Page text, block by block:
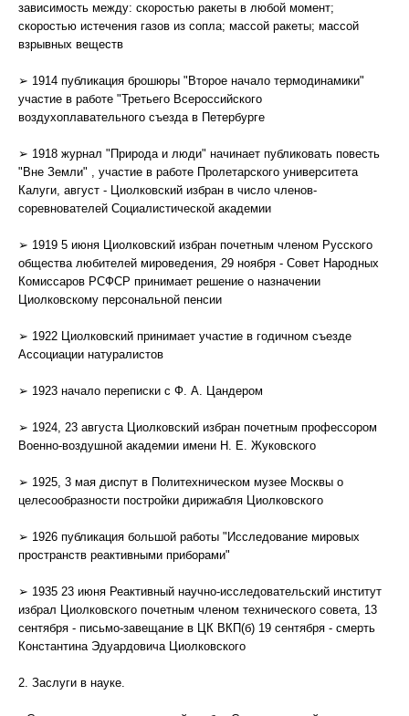
зависимость между: скоростью ракеты в любой момент;
скоростью истечения газов из сопла; массой ракеты; массой
взрывных веществ
➢ 1914 публикация брошюры "Второе начало термодинамики"
участие в работе "Третьего Всероссийского
воздухоплавательного съезда в Петербурге
➢ 1918 журнал "Природа и люди" начинает публиковать повесть
"Вне Земли" , участие в работе Пролетарского университета
Калуги, август - Циолковский избран в число членов-
соревнователей Социалистической академии
➢ 1919 5 июня Циолковский избран почетным членом Русского
общества любителей мироведения, 29 ноября - Совет Народных
Комиссаров РСФСР принимает решение о назначении
Циолковскому персональной пенсии
➢ 1922 Циолковский принимает участие в годичном съезде
Ассоциации натуралистов
➢ 1923 начало переписки с Ф. A. Цандером
➢ 1924, 23 августа Циолковский избран почетным профессором
Военно-воздушной академии имени Н. Е. Жуковского
➢ 1925, 3 мая диспут в Политехническом музее Москвы о
целесообразности постройки дирижабля Циолковского
➢ 1926 публикация большой работы "Исследование мировых
пространств реактивными приборами"
➢ 1935 23 июня Реактивный научно-исследовательский институт
избрал Циолковского почетным членом технического совета, 13
сентября - письмо-завещание в ЦК ВКП(б) 19 сентября - смерть
Константина Эдуардовича Циолковского
2. Заслуги в науке.